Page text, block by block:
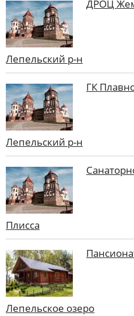
ДРОЦ
Лепельский р-н
ГК
Лепельский р-н
Плисса
Лепельское озеро